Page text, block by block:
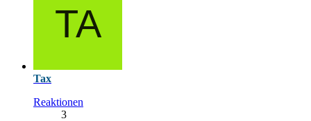
Tax
Reaktionen
3